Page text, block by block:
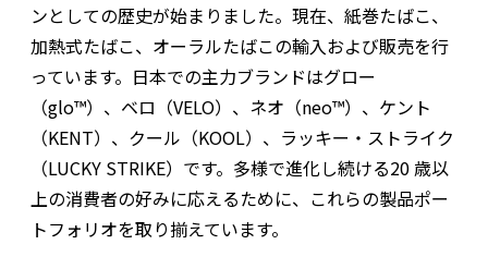
ンとしての歴史が始まりました。現在、紙巻たばこ、
加熱式たばこ、オーラルたばこの輸入および販売を行
っています。日本での主力ブランドはグロー
（glo™）、ベロ（VELO）、ネオ（neo™）、ケント
（KENT）、クール（KOOL）、ラッキー・ストライク
（LUCKY STRIKE）です。多様で進化し続ける20 歳以
上の消費者の好みに応えるために、これらの製品ポー
トフォリオを取り揃えています。